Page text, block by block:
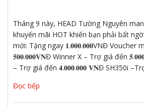
Tháng 9 này, HEAD Tường Nguyên
khuyến mãi HOT khiến bạn phải bất
mới: Tặng ngay 𝟏.𝟎𝟎𝟎.𝟎𝟎𝟎VNĐ Voucher
𝟓𝟎𝟎.𝟎𝟎𝟎𝐕𝐍Đ Winner X – Trợ giá đến
– Trợ giá đến 𝟒.𝟎𝟎𝟎.𝟎𝟎𝟎 𝐕𝐍Đ SH350i
Đọc tiếp